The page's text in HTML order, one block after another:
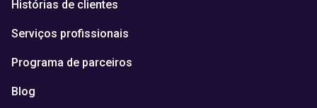
Histórias de clientes
Serviços profissionais
Programa de parceiros
Blog